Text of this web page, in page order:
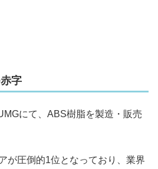
字
にて、ABS樹脂を製造・販売
が圧倒的1位となっており、業界